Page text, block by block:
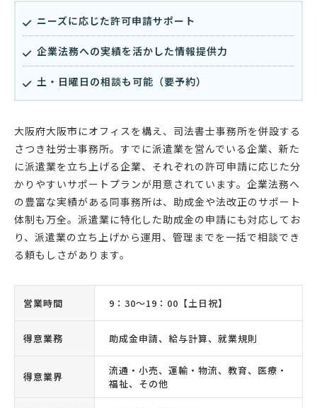
ニーズに応じた許可申請サポート
企業法務への実績を活かした情報提供力
土・日曜日の相談も可能（要予約）
大阪府大阪市にオフィスを構え、司法書士事務所を併設する
さつき社労士事務所。すでに派遣業を営んでいる企業、新た
に派遣業を立ち上げる企業、それぞれの許可申請に応じた分
かりやすいサポートプランが用意されています。企業法務へ
の豊富な実績がある同事務所は、助成金や法改正のサポート
体制も万全。派遣業に特化した助成金の申請にも対応してお
り、派遣業の立ち上げから運用、管理までを一括で相談でき
る頼もしさがあります。
営業時間 9：30〜19：00【土日祝】
得意業務 助成金申請、給与計算、就業規則
得意業界
流通・小売、運輸・物流、教育、医療・
福祉、その他